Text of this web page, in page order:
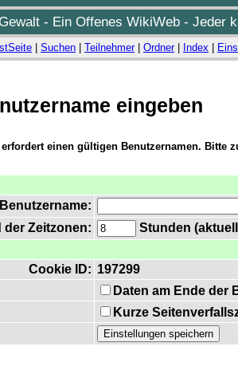
- Ein Offenes WikiWeb - Jeder
Suchen Teilnehmer| Ordner| Index
eingeben
einen gültigen Benutzernamen. Bitte
Benutzername:
der Zeitzonen:
Stunden
Cookie ID: 197299
Daten am Ende der
Kurze